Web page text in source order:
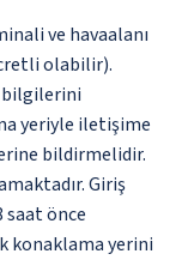
ve havaalanı
olabilir).
bilgilerini
yeriyle iletişime
bildirmelidir.
Giriş
önce
konaklama yerini